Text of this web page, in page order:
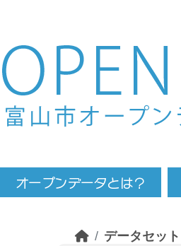
Skip to main content
データセット